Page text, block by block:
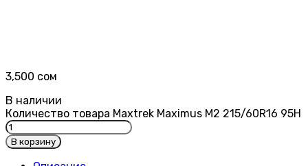
3,500 сом
В наличии
Количество товара Maxtrek Maximus M2 215/60R16 95H
В корзину